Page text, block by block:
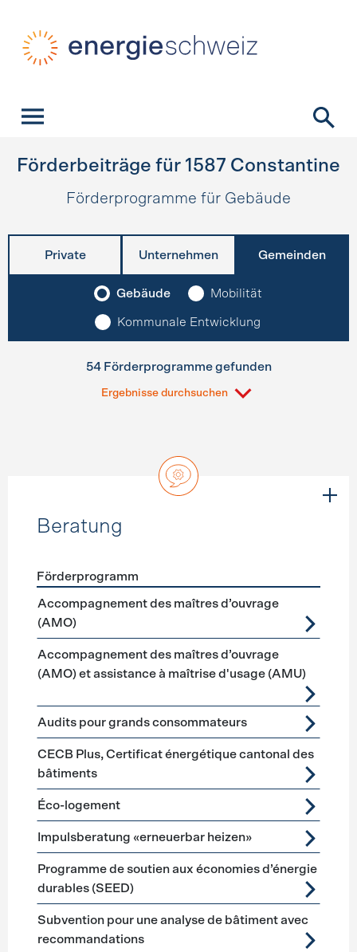
Förderbeiträge für 1587 Constantine
Förderprogramme für Gebäude
Private Unternehmen Gemeinden
Gebäude Mobilität
Kommunale Entwicklung
54 Förderprogramme gefunden
Ergebnisse durchsuchen
Beratung
Förderprogramme Beratung
Förderprogramm
Accompagnement des maîtres d’ouvrage
(AMO)
Accompagnement des maîtres d’ouvrage
(AMO) et assistance à maîtrise d'usage (AMU)
Audits pour grands consommateurs
CECB Plus, Certificat énergétique cantonal des
bâtiments
Éco-logement
Impulsberatung «erneuerbar heizen»
Programme de soutien aux économies d’énergie
durables (SEED)
Subvention pour une analyse de bâtiment avec
recommandations